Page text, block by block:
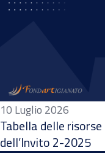
10 Luglio 2026
Tabella delle
dell’Invito 2-2025